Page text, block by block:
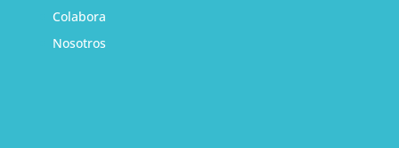
Colabora
Nosotros